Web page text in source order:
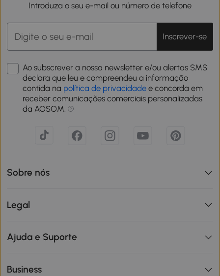
Introduza o seu e-mail ou número de telefone
Inscrever-se
Ao subscrever a nossa newsletter e/ou alertas SMS
declara que leu e compreendeu a informação
contida na política de privacidade e concorda em
receber comunicações comerciais personalizadas
da AOSOM.
Sobre nós
Legal
Ajuda e Suporte
Business